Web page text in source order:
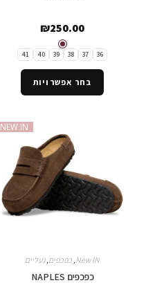
₪250.00
36
37
38
39
40
41
בחר אפשרויות
NEW IN
New IN כפכפים ,נעליים
כפכפים NAPLES